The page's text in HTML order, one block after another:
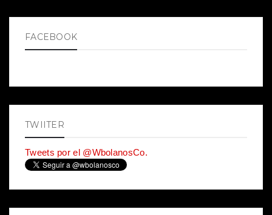
FACEBOOK
TWIITER
Tweets por el @WbolanosCo.